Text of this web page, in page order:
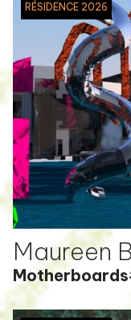
RÉSIDENCE 2026
Maureen